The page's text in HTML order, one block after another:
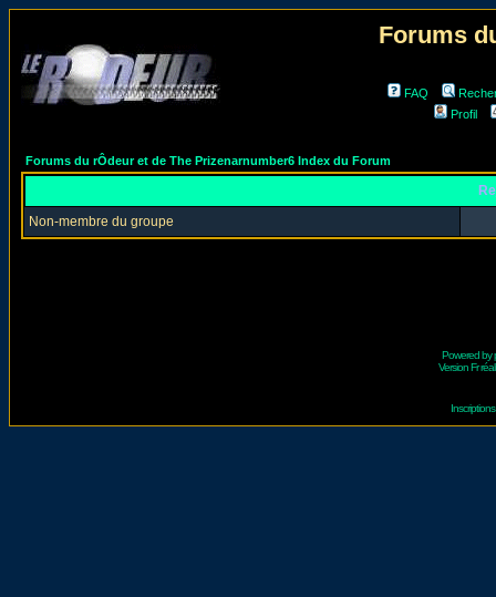
Forums
FAQ
Profil
Forums du rÔdeur et de The Prizenarnumber6 Index du Forum
Non-membre du groupe
Powered by
Version Fr